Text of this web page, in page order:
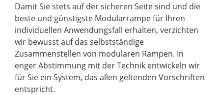
Damit Sie stets auf der sicheren Seite sind und die
beste und günstigste Modularrampe für Ihren
individuellen Anwendungsfall erhalten, verzichten
wir bewusst auf das selbstständige
Zusammenstellen von modularen Rampen. In
enger Abstimmung mit der Technik entwickeln wir
für Sie ein System, das allen geltenden Vorschriften
entspricht.